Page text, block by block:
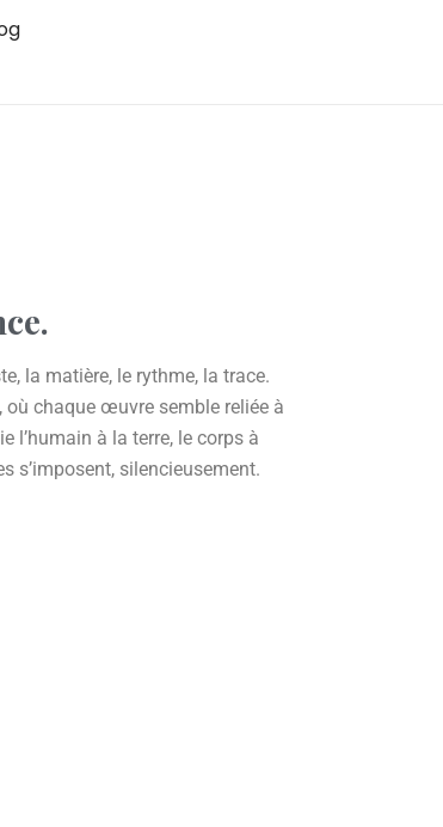
la matière, le rythme, la trace.
où chaque œuvre semble reliée à
l’humain à la terre, le corps à
s’imposent, silencieusement.